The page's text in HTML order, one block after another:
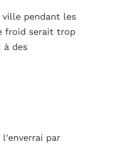
pendant les
froid serait trop
à des
par